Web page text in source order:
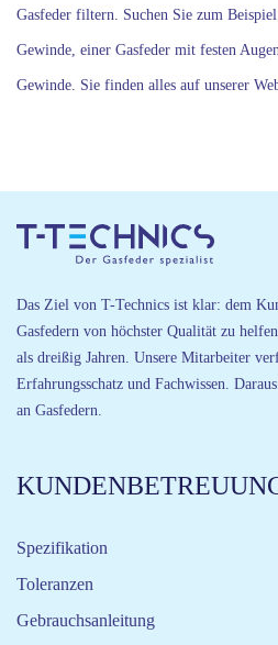
Gasfeder filtern. Suchen Sie zum
Gewinde, einer Gasfeder mit festen
Gewinde. Sie finden alles auf unserer
Das Ziel von T-Technics ist klar: dem
Gasfedern von höchster Qualität zu
als dreißig Jahren. Unsere Mitarbeiter
Erfahrungsschatz und Fachwissen.
an Gasfedern.
Spezifikation
Toleranzen
Gebrauchsanleitung